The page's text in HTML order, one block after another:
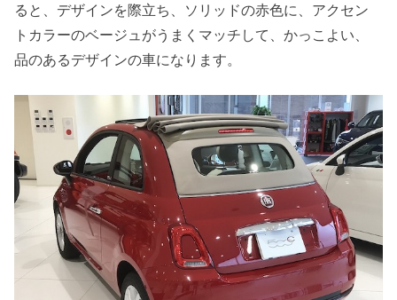
ると、デザインを際立ち、ソリッドの赤色に、アクセン
トカラーのベージュがうまくマッチして、かっこよい、
品のあるデザインの車になります。